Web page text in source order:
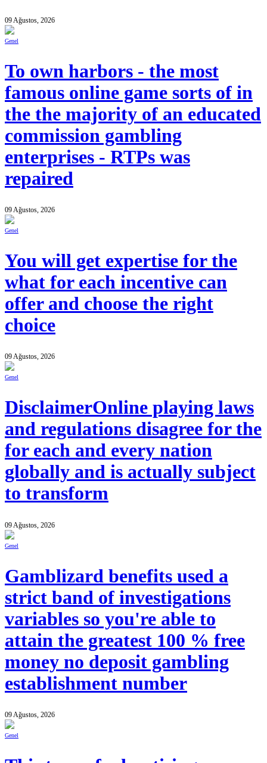
09 Ağustos, 2026
Genel
To own harbors - the most
famous online game sorts of in
the the majority of an educated
commission gambling
enterprises - RTPs was
repaired
09 Ağustos, 2026
Genel
You will get expertise for the
what for each incentive can
offer and choose the right
choice
09 Ağustos, 2026
Genel
DisclaimerOnline playing laws
and regulations disagree for the
for each and every nation
globally and is actually subject
to transform
09 Ağustos, 2026
Genel
Gamblizard benefits used a
strict band of investigations
variables so you're able to
attain the greatest 100 % free
money no deposit gambling
establishment number
09 Ağustos, 2026
Genel